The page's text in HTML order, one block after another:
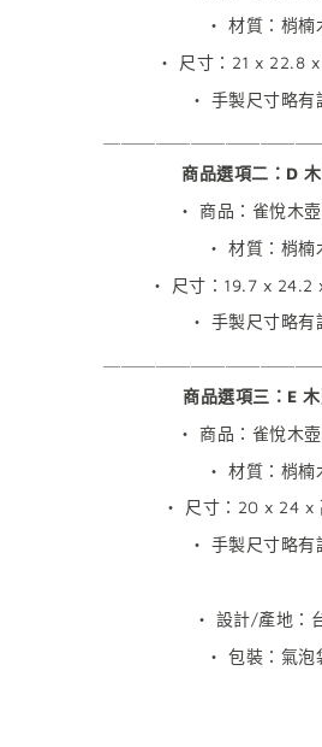
・ 材質：梢楠
・ 尺寸：21 x 22.8
・ 手製尺寸略有
商品選項二：D
・ 商品：雀悅木
・ 材質：梢楠
・ 尺寸：19.7 x 24.2
・ 手製尺寸略有
商品選項三：E
・ 商品：雀悅木
・ 材質：梢楠
・ 尺寸：20 x 24 x
・ 手製尺寸略有
・ 設計/產地：
・ 包裝：氣泡